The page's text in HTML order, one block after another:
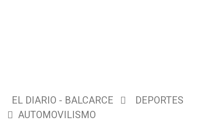
EL DIARIO - BALCARCE
DEPORTES
AUTOMOVILISMO